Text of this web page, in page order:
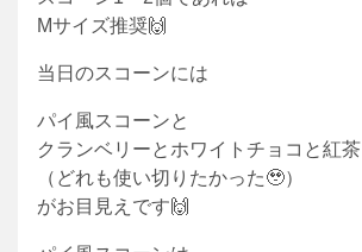
Mサイズ推奨🙌
当日のスコーンには
パイ風スコーンと
クランベリーとホワイトチョコと紅茶
（どれも使い切りたかった🥹）
がお目見えです🙌